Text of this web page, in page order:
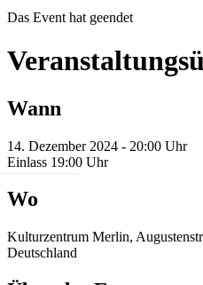
Das Event hat geendet
Wann
14. Dezember 2024 - 20:00 Uhr
Einlass 19:00 Uhr
Wo
Kulturzentrum Merlin,
Deutschland